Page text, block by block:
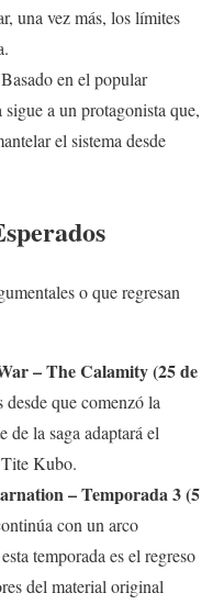
una vez más, los límites
Basado en el popular
a un protagonista que,
el sistema desde
o que regresan
– The Calamity (25 de
que comenzó la
de la saga adaptará el
Kubo.
– Temporada 3 (5
con un arco
temporada es el regreso
del material original